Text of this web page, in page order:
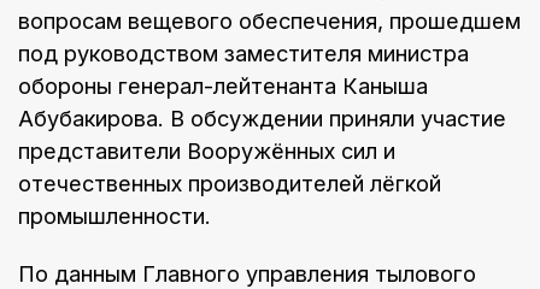
вопросам вещевого обеспечения, прошедшем
под руководством заместителя министра
обороны генерал-лейтенанта Каныша
Абубакирова. В обсуждении приняли участие
представители Вооружённых сил и
отечественных производителей лёгкой
промышленности.
По данным Главного управления тылового